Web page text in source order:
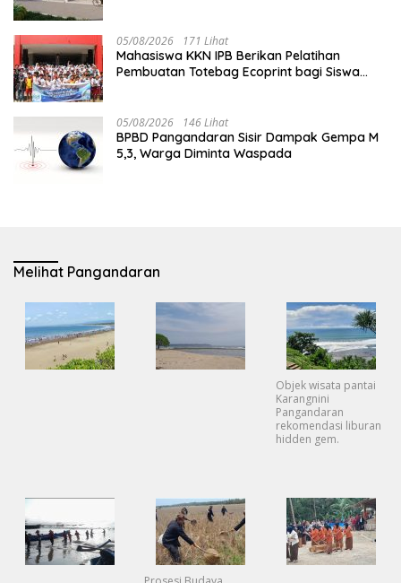
05/08/2026 171 Lihat
Mahasiswa KKN IPB Berikan Pelatihan
Pembuatan Totebag Ecoprint bagi Siswa
05/08/2026 146 Lihat
BPBD Pangandaran Sisir Dampak Gempa M
5,3, Warga Diminta Waspada
Melihat Pangandaran
Objek wisata pantai
Karangnini
Pangandaran
rekomendasi liburan
hidden gem.